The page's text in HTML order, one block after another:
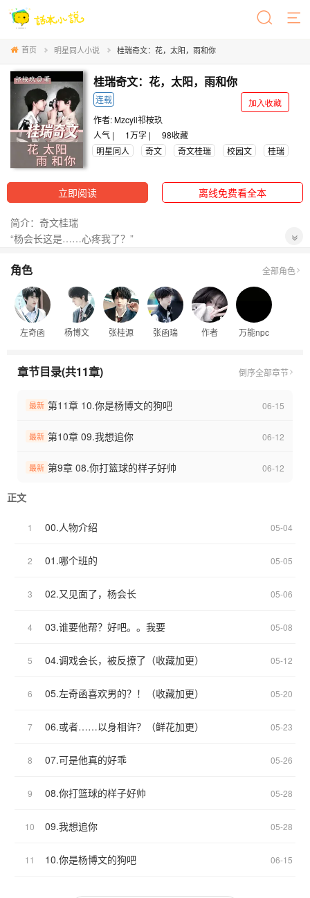
首页 明星同人小说 桂瑞奇文：花，太阳，雨和你
桂瑞奇文：花，太阳，雨和你
连载
加入收藏
作者:Mzcyil祁桉玖
人气 |
1万字 | 98收藏
明星同人
奇文 奇文桂瑞 校园文 桂瑞
立即阅读 离线免费看全本
简介：奇文桂瑞
“杨会长这是……心疼我了？”
yc是me！
all宣传
抄袭打钱75.99！！！！
角色 全部角色
左奇函 杨博文 张桂源 张函瑞 作者 万能npc
章节目录(共11章) 倒序全部章节
最新 第11章 10.你是杨博文的狗吧 06-15
最新 第10章 09.我想追你 06-12
最新 第9章 08.你打篮球的样子好帅 06-12
正文
1 00.人物介绍 05-04
2 01.哪个班的 05-05
3 02.又见面了，杨会长 05-06
4 03.谁要他帮？好吧。。我要 05-08
5 04.调戏会长，被反撩了（收藏加更） 05-12
6 05.左奇函喜欢男的？！（收藏加更） 05-20
7 06.或者……以身相许？（鲜花加更） 05-23
8 07.可是他真的好乖 05-26
9 08.你打篮球的样子好帅 05-28
10 09.我想追你 05-28
11 10.你是杨博文的狗吧 06-15